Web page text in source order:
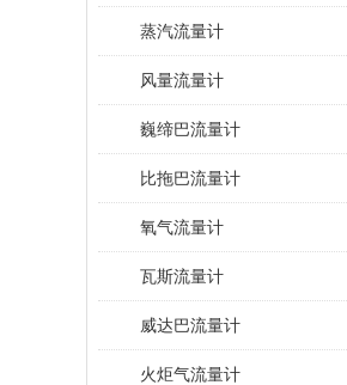
蒸汽流量计
风量流量计
巍缔巴流量计
比拖巴流量计
氧气流量计
瓦斯流量计
威达巴流量计
火炬气流量计